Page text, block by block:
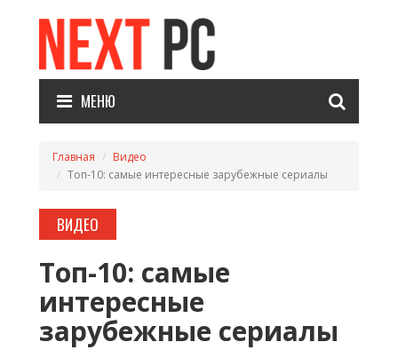
МЕНЮ
Главная
Видео
Топ-10: самые интересные зарубежные сериалы
ВИДЕО
Топ-10: самые
интересные
зарубежные сериалы